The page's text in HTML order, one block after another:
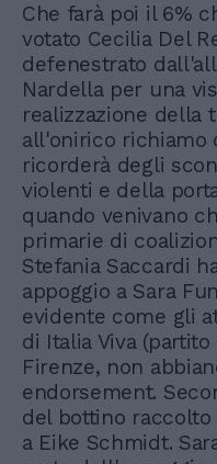
Che farà poi il 6%
votato Cecilia Del
defenestrato
Nardella per una
realizzazione della
all'onirico richiamo
ricorderà degli
violenti e della
quando venivano
primarie di
Stefania Saccardi
appoggio a Sara
evidente come gli
di Italia Viva
Firenze, non
endorsement.
del bottino
a Eike Schmidt.